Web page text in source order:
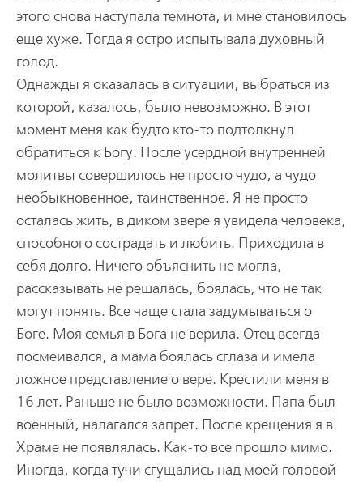
этого снова наступала темнота, и мне становилось
еще хуже. Тогда я остро испытывала духовный
голод.
Однажды я оказалась в ситуации, выбраться из
которой, казалось, было невозможно. В этот
момент меня как будто кто-то подтолкнул
обратиться к Богу. После усердной внутренней
молитвы совершилось не просто чудо, а чудо
необыкновенное, таинственное. Я не просто
осталась жить, в диком звере я увидела человека,
способного сострадать и любить. Приходила в
себя долго. Ничего объяснить не могла,
рассказывать не решалась, боялась, что не так
могут понять. Все чаще стала задумываться о
Боге. Моя семья в Бога не верила. Отец всегда
посмеивался, а мама боялась сглаза и имела
ложное представление о вере. Крестили меня в
16 лет. Раньше не было возможности. Папа был
военный, налагался запрет. После крещения я в
Храме не появлялась. Как-то все прошло мимо.
Иногда, когда тучи сгущались над моей головой